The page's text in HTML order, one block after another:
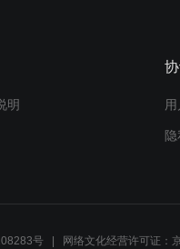
明
号 网络文化经营许可证：